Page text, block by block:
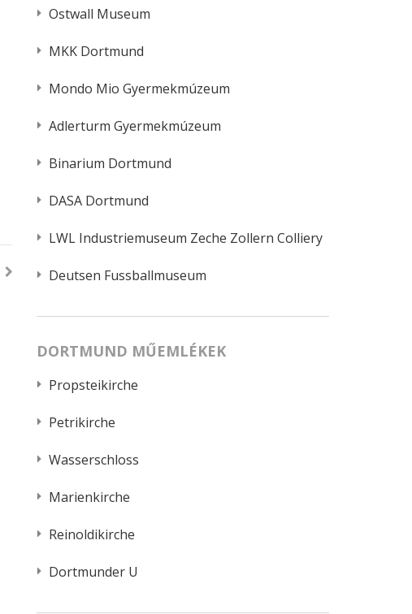
Ostwall Museum
MKK Dortmund
Mondo Mio Gyermekmúzeum
Adlerturm Gyermekmúzeum
Binarium Dortmund
DASA Dortmund
LWL Industriemuseum Zeche Zollern Colliery
Deutsen Fussballmuseum
DORTMUND MŰEMLÉKEK
Propsteikirche
Petrikirche
Wasserschloss
Marienkirche
Reinoldikirche
Dortmunder U